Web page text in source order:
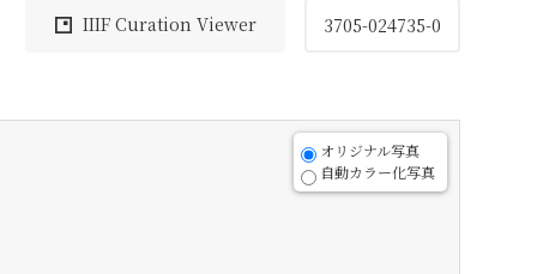
IIIF Curation Viewer 3705-024735-0
オリジナル写真
自動カラー化写真